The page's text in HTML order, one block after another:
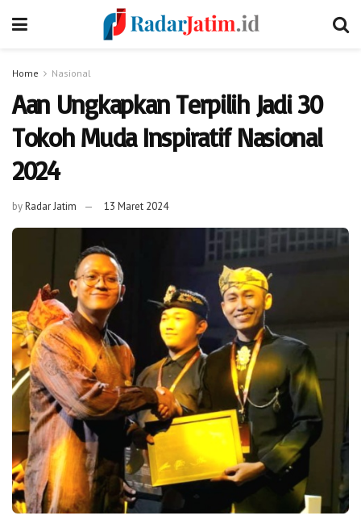
Home Nasional
Aan Ungkapkan Terpilih Jadi 30
Tokoh Muda Inspiratif Nasional
2024
byRadar Jatim 13 Maret 2024